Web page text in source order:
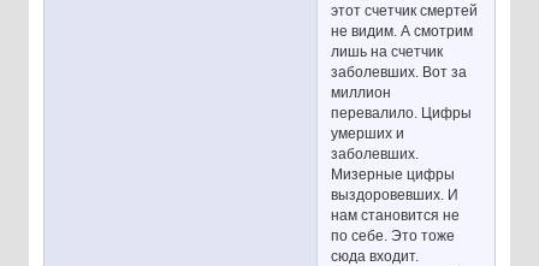
этот счетчик смертей
не видим. А смотрим
лишь на счетчик
заболевших. Вот за
миллион
перевалило. Цифры
умерших и
заболевших.
Мизерные цифры
выздоровевших. И
нам становится не
по себе. Это тоже
сюда входит.